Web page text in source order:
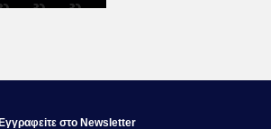
στο Newsletter